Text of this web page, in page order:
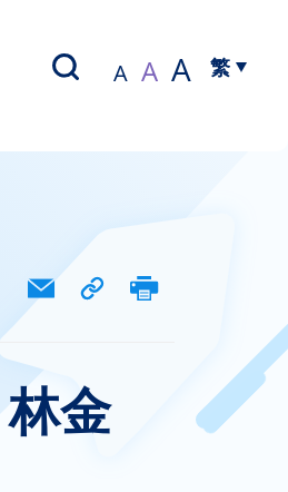
A A A 繁
金